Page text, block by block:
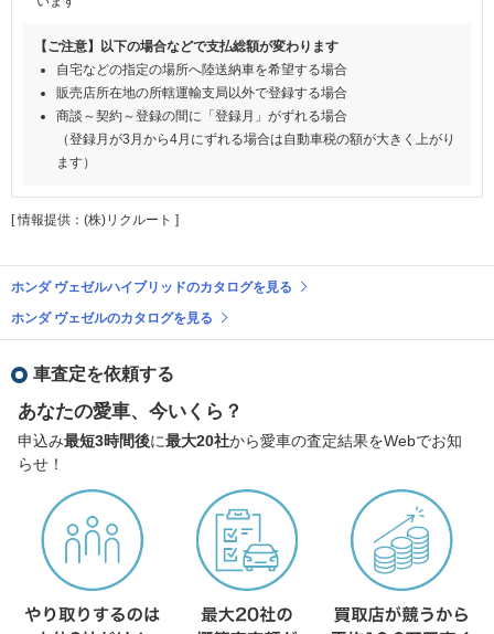
【ご注意】以下の場合などで支払総額が変わります
自宅などの指定の場所へ陸送納車を希望する場合
販売店所在地の所轄運輸支局以外で登録する場合
商談～契約～登録の間に「登録月」がずれる場合
（登録月が3月から4月にずれる場合は自動車税の額が大きく上がり
ます）
[ 情報提供：(株)リクルート ]
ホンダ ヴェゼルハイブリッドのカタログを見る
ホンダ ヴェゼルのカタログを見る
車査定を依頼する
あなたの愛車、今いくら？
申込み最短3時間後に最大20社から愛車の査定結果をWebでお知
らせ！